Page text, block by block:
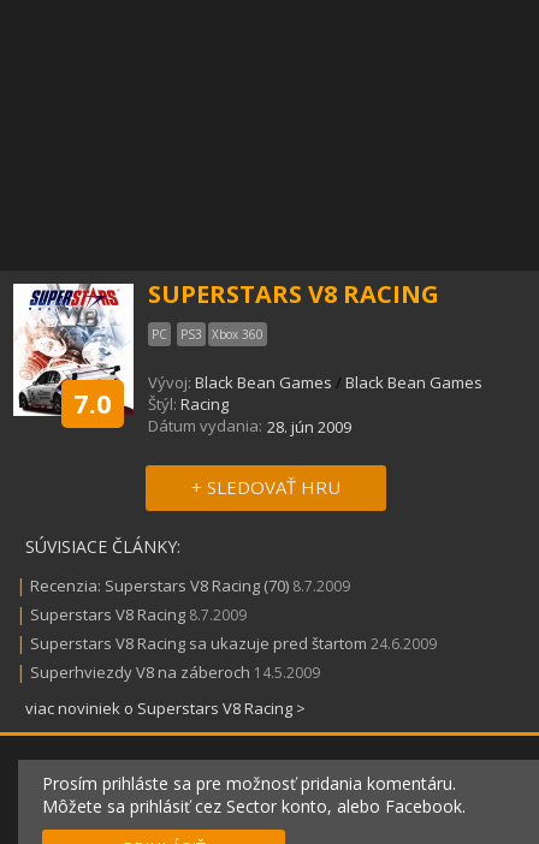
7.0
SUPERSTARS V8 RACING
PC PS3 Xbox 360
Vývoj: Black Bean Games / Black Bean Games
Štýl: Racing
Dátum vydania: 28. jún 2009
+ SLEDOVAŤ HRU
SÚVISIACE ČLÁNKY:
| Recenzia: Superstars V8 Racing (70) 8.7.2009
| Superstars V8 Racing 8.7.2009
| Superstars V8 Racing sa ukazuje pred štartom 24.6.2009
| Superhviezdy V8 na záberoch 14.5.2009
viac noviniek o Superstars V8 Racing >
Prosím prihláste sa pre možnosť pridania komentáru.
Môžete sa prihlásiť cez Sector konto, alebo Facebook.